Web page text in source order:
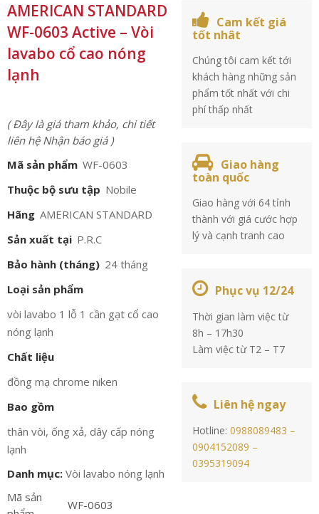
AMERICAN STANDARD
WF-0603 Active – Vòi
lavabo cổ cao nóng
lạnh
( Đây là giá tham khảo, chi tiết
liên hệ Nhận báo giá )
Mã sản phẩm WF-0603
Thuộc bộ sưu tập Nobile
Hãng AMERICAN STANDARD
Sản xuất tại P.R.C
Bảo hành (tháng) 24 tháng
Loại sản phẩm
vòi lavabo 1 lỗ 1 cần gạt cổ cao
nóng lạnh
Chất liệu
đồng mạ chrome niken
Bao gồm
thân vòi, ống xả, dây cấp nóng
lạnh
Danh mục: Vòi lavabo nóng lạnh
Mã sản
WF-0603
Cam kết giá
tốt nhât
Chúng tôi cam kết tới
khách hàng những sản
phẩm tốt nhất với chi
phí thấp nhất
Giao hàng
toàn quốc
Giao hàng với 64 tỉnh
thành với giá cước hợp
lý và cạnh tranh cao
Phục vụ 12/24
Thời gian làm việc từ
8h – 17h30
Làm việc từ T2 – T7
Liên hệ ngay
Hotline:0988089483 –
0904152089 –
0395319094